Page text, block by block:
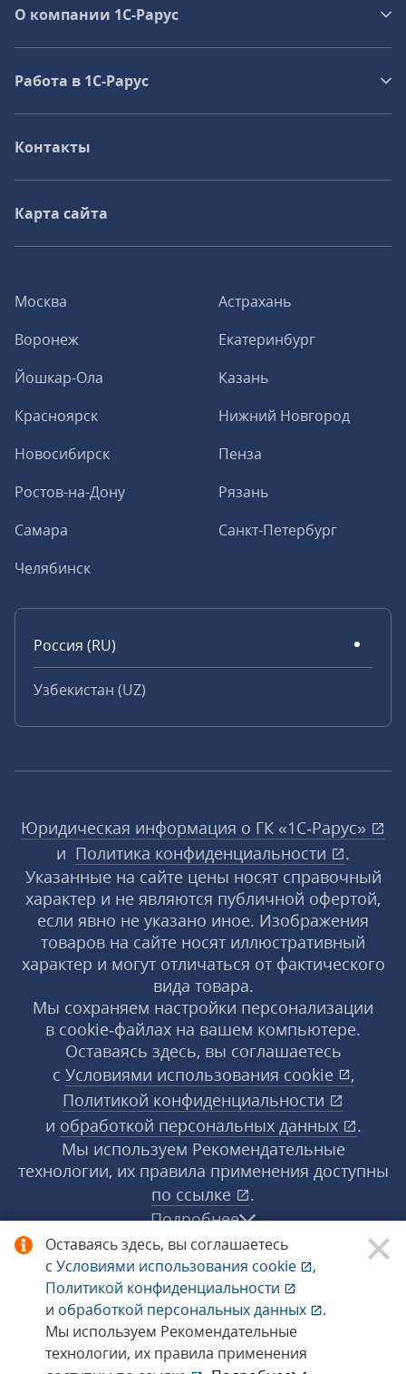
Оставаясь здесь, вы соглашаетесь
с Условиями использования cookie
,
Политикой конфиденциальности
и обработкой персональных данных
.
Мы используем Рекомендательные
технологии, их правила применения
Москва
Астрахань
Воронеж
Екатеринбург
Йошкар-Ола
Казань
Красноярск
Нижний Новгород
Новосибирск
Пенза
Ростов-на-Дону
Рязань
Самара
Санкт-Петербург
Челябинск
Россия (RU)
Узбекистан (UZ)
О компании 1C-Рарус
Работа в 1С‑Рарус
Контакты
Карта сайта
Юридическая информация о ГК «1С‑Рарус»
и Политика конфиденциальности
.
Указанные на сайте цены носят справочный
характер и не являются публичной офертой,
если явно не указано иное. Изображения
товаров на сайте носят иллюстративный
характер и могут отличаться от фактического
вида товара.
Мы сохраняем настройки персонализации
в cookie‑файлах на вашем компьютере.
Оставаясь здесь, вы соглашаетесь
с Условиями использования cookie
,
Политикой конфиденциальности
и обработкой персональных данных
.
Мы используем Рекомендательные
технологии, их правила применения доступны
по ссылке
.
Подробнее
© 1998−2026 «1С‑Рарус» ®. Все права
защищены.
Сообщить об ошибке